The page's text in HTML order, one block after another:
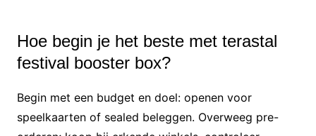
Hoe begin je het beste met terastal
festival booster box?
Begin met een budget en doel: openen voor
speelkaarten of sealed beleggen. Overweeg pre-